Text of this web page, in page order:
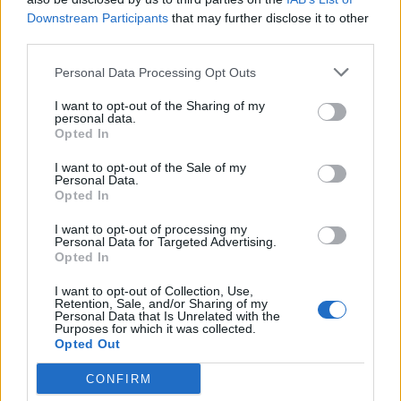
Downstream Participants that may further disclose it to other
Personal Data Processing Opt Outs
I want to opt-out of the Sharing of my
personal data.
Opted In
I want to opt-out of the Sale of my
Personal Data.
Opted In
I want to opt-out of processing my
Personal Data for Targeted Advertising.
Opted In
I want to opt-out of Collection, Use,
Retention, Sale, and/or Sharing of my
Personal Data that Is Unrelated with the
Purposes for which it was collected.
Opted Out
CONFIRM
partenariats, les dialogues et les décisions à prendre
à deux ou avec d’autres. Vous pourriez sentir qu’une
discussion importante mérite d’être reprise dans un
esprit plus ouvert, plus constructif. Les influences du
partagées et les solutions qui émergent quand
chacun fait un pas. Sur le plan personnel, une envie
d’air neuf peut vous pousser à modifier une habitude
ou à envisager un déplacement, même symbolique.
Attention simplement à ne pas promettre trop vite :
ce qui est clair, simple et réalisable aura bien plus de
valeur aujourd’hui.
Capricorne— Cette journée invite à l’efficacité
sereine et à une meilleure gestion de vos ressources.
Vous pourriez ressentir une motivation stable pour
avancer sur des tâches concrètes, régler un détail
administratif ou remettre de l’ordre dans votre